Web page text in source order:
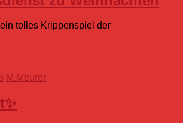
tolles Krippenspiel der
M.Meurer